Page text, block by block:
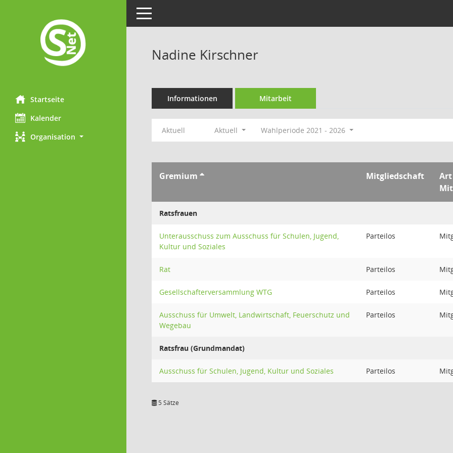
Startseite
Kalender
Organisation
Toggle navigation
Nadine Kirschner
Informationen Mitarbeit
Aktuell Aktuell Wahlperiode 2021 - 2026
Gremium Mitgliedschaft
Ratsfrauen
Unterausschuss zum Ausschuss für Schulen, Jugend,
Kultur und Soziales
Parteilos
Rat Parteilos
Gesellschafterversammlung WTG Parteilos
Ausschuss für Umwelt, Landwirtschaft, Feuerschutz und
Wegebau
Parteilos
Ratsfrau (Grundmandat)
Ausschuss für Schulen, Jugend, Kultur und Soziales Parteilos
5 Sätze